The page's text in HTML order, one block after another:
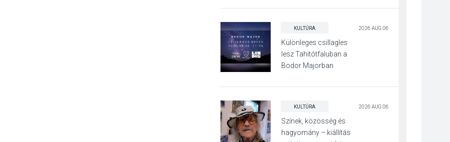
Irodalmi Színpadon
KULTÚRA 2026 AUG 06
Különleges csillagles
lesz Tahitótfaluban a
Bodor Majorban
KULTÚRA 2026 AUG 06
Színek, közösség és
hagyomány – kiállítás